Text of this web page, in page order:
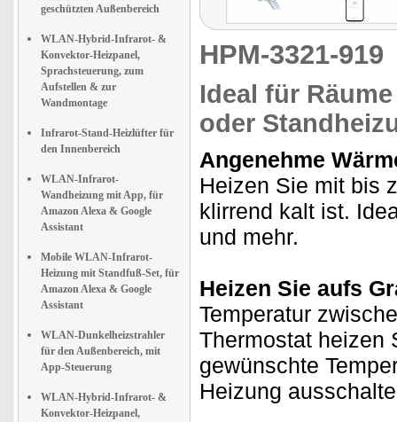
geschützten Außenbereich
WLAN-Hybrid-Infrarot- &
Konvektor-Heizpanel,
Sprachsteuerung, zum
Aufstellen & zur
Wandmontage
Infrarot-Stand-Heizlüfter für
den Innenbereich
WLAN-Infrarot-
Wandheizung mit App, für
Amazon Alexa & Google
Assistant
Mobile WLAN-Infrarot-
Heizung mit Standfuß-Set, für
Amazon Alexa & Google
Assistant
WLAN-Dunkelheizstrahler
für den Außenbereich, mit
App-Steuerung
WLAN-Hybrid-Infrarot- &
Konvektor-Heizpanel,
HPM-3321-
Ideal für
oder
Angenehme
Heizen Sie mit bis
klirrend kalt ist.
und mehr.
Heizen Sie aufs
Temperatur
Thermostat heizen
gewünschte
Heizung